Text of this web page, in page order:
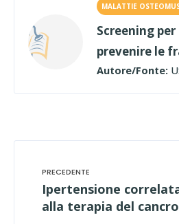
MALATTIE
Screening
prevenire le
Autore/Fonte:
Ipertensione
alla terapia del cancro